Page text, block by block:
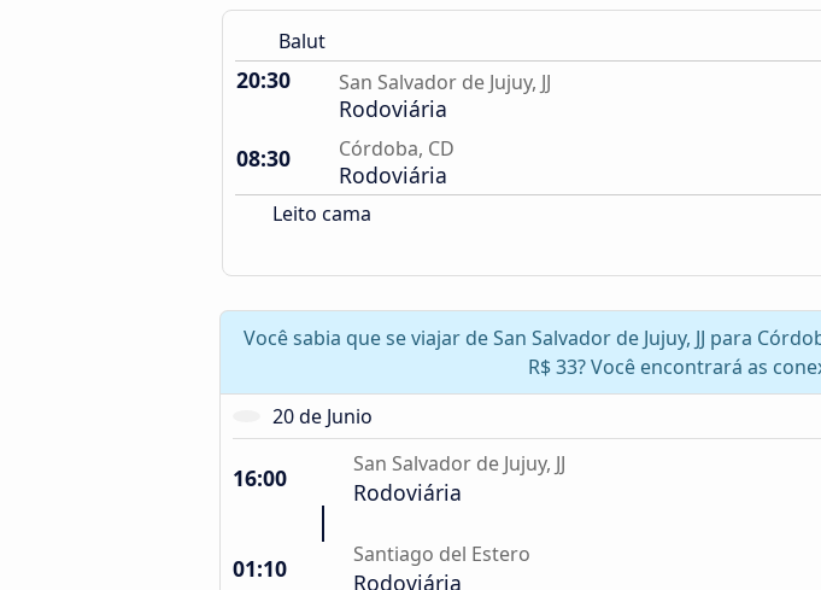
Balut
20:30 San Salvador de Jujuy, JJ
Rodoviária
08:30
Córdoba, CD
Rodoviária
Leito cama
Você sabia que se viajar de San Salvador de Jujuy, JJ para
R$ 33? Você encontrará as
20 de Junio
16:00 San Salvador de Jujuy, JJ
Rodoviária
01:10 Santiago del Estero
Rodoviária